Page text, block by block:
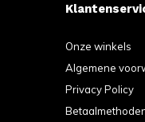
Onze winkels
Algemene
Privacy Policy